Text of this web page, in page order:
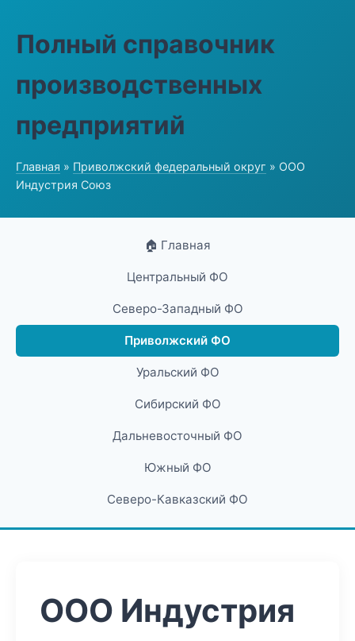
Полный справочник
производственных
предприятий
Главная » Приволжский федеральный округ » ООО
Индустрия Союз
🏠 Главная
Центральный ФО
Северо-Западный ФО
Приволжский ФО
Уральский ФО
Сибирский ФО
Дальневосточный ФО
Южный ФО
Северо-Кавказский ФО
ООО Индустрия